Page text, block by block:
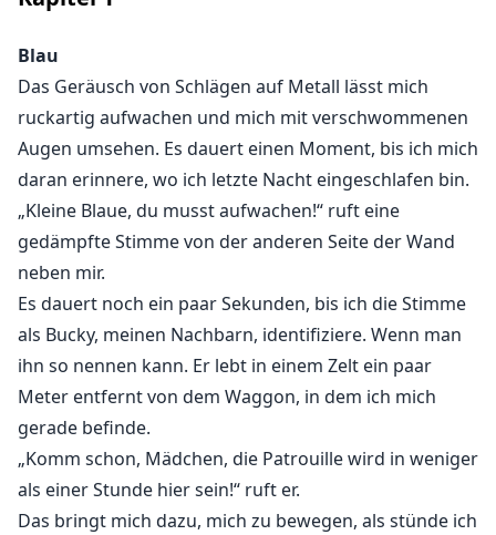
aufblitzen. Das kann doch nicht wahr sein!
Kennst du diesen Panikanfall, den ich die ganze Zeit
unterdrückt habe? Nun, der kommt mit voller Wucht
zurück. Es fühlt sich an, als würde mir die ganze Luft
aus den Lungen gesogen und meine Brust wird eng.
Mein Blick verschwimmt und ich merke, dass ich falle,
kurz bevor alles dunkel wird.
"Entspannen Sie sich, Miss Riley, das ist Mr. Rhodes, ein
Spender unseres Krankenhauses. Diese Frau ist seine
Verlobte. Ich übernehme ab hier." sagt der Arzt und
tritt zur Seite, um die Krankenschwester
hinauszulassen.
Ich sehe ihr nach, wie sie hastig den Raum verlässt,
bevor ich mich auf den Arzt konzentriere. Er ist ein
Blau
Das Geräusch von Schlägen auf Metall lässt mich
ruckartig aufwachen und mich mit verschwommenen
Augen umsehen. Es dauert einen Moment, bis ich mich
daran erinnere, wo ich letzte Nacht eingeschlafen bin.
„Kleine Blaue, du musst aufwachen!“ ruft eine
gedämpfte Stimme von der anderen Seite der Wand
neben mir.
Es dauert noch ein paar Sekunden, bis ich die Stimme
als Bucky, meinen Nachbarn, identifiziere. Wenn man
ihn so nennen kann. Er lebt in einem Zelt ein paar
Meter entfernt von dem Waggon, in dem ich mich
gerade befinde.
„Komm schon, Mädchen, die Patrouille wird in weniger
als einer Stunde hier sein!“ ruft er.
Das bringt mich dazu, mich zu bewegen, als stünde ich